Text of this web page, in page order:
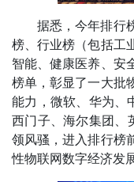
据悉，今年排行
榜、行业榜（包括工
智能、健康医养、安
榜单，彰显了一大批
能力，微软、华为、
西门子、海尔集团、
领风骚，进入排行榜
性物联网数字经济发